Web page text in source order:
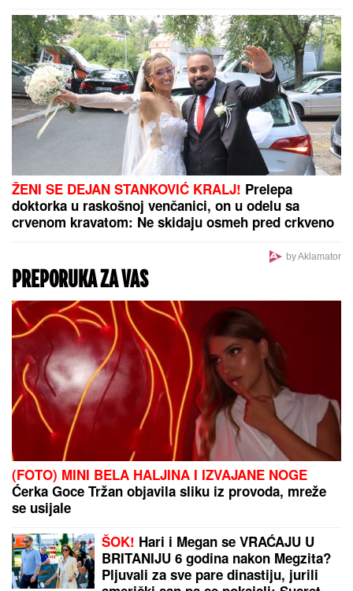
ŽENI SE DEJAN STANKOVIĆ KRALJ! Prelepa
doktorka u raskošnoj venčanici, on u odelu sa
crvenom kravatom: Ne skidaju osmeh pred crkveno
by Aklamator
PREPORUKA ZA VAS
(FOTO) MINI BELA HALJINA I IZVAJANE NOGE
Ćerka Goce Tržan objavila sliku iz provoda, mreže
se usijale
ŠOK! Hari i Megan se VRAĆAJU U
BRITANIJU 6 godina nakon Megzita?
Pljuvali za sve pare dinastiju, jurili